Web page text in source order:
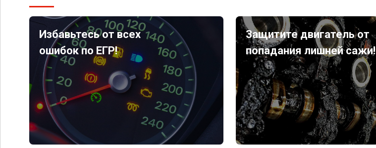
Избавьтесь от всех
ошибок по ЕГР!
Защитите двигатель от
попадания лишней сажи!